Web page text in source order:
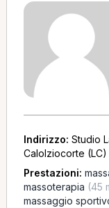
Indirizzo: Studio
Calolziocorte (LC)
Prestazioni:
massoterapia (45
massaggio